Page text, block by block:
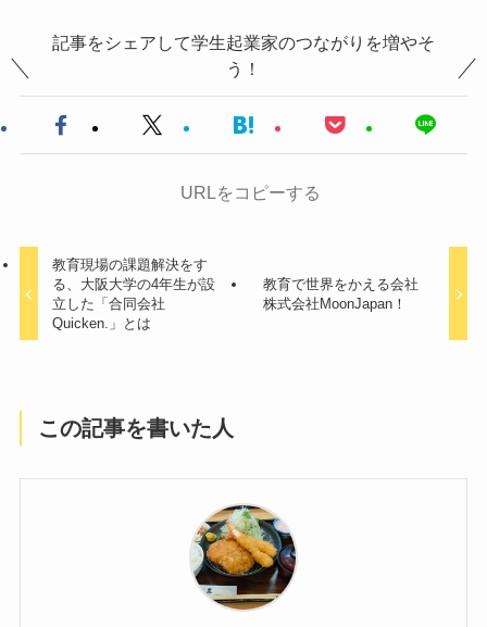
記事をシェアして学生起業家のつながりを増やそ
う！
URLをコピーする
教育現場の課題解決をす
る、大阪大学の4年生が設
立した「合同会社
Quicken.」とは
教育で世界をかえる会社
株式会社MoonJapan！
この記事を書いた人